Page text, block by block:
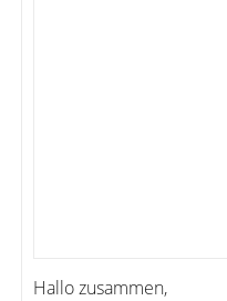
Hallo zusammen,